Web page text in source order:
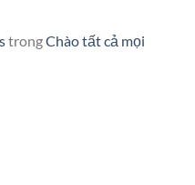
trongChào tất cả mọi